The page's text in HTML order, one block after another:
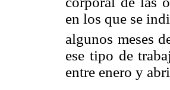
en los que se
algunos meses
ese tipo de
entre enero y